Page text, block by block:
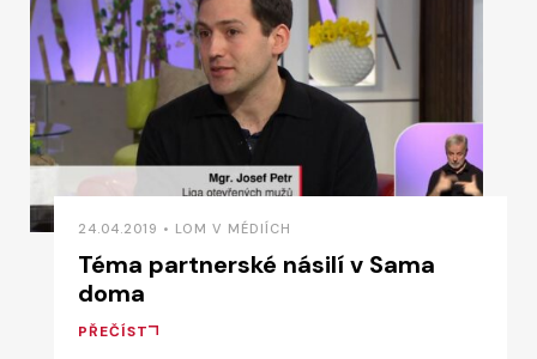
24.04.2019 • LOM V MÉDIÍCH
Téma partnerské násilí v Sama
doma
PŘEČÍST